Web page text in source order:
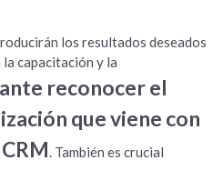
los resultados deseados
capacitación y la
reconocer el
que viene con
. También es crucial